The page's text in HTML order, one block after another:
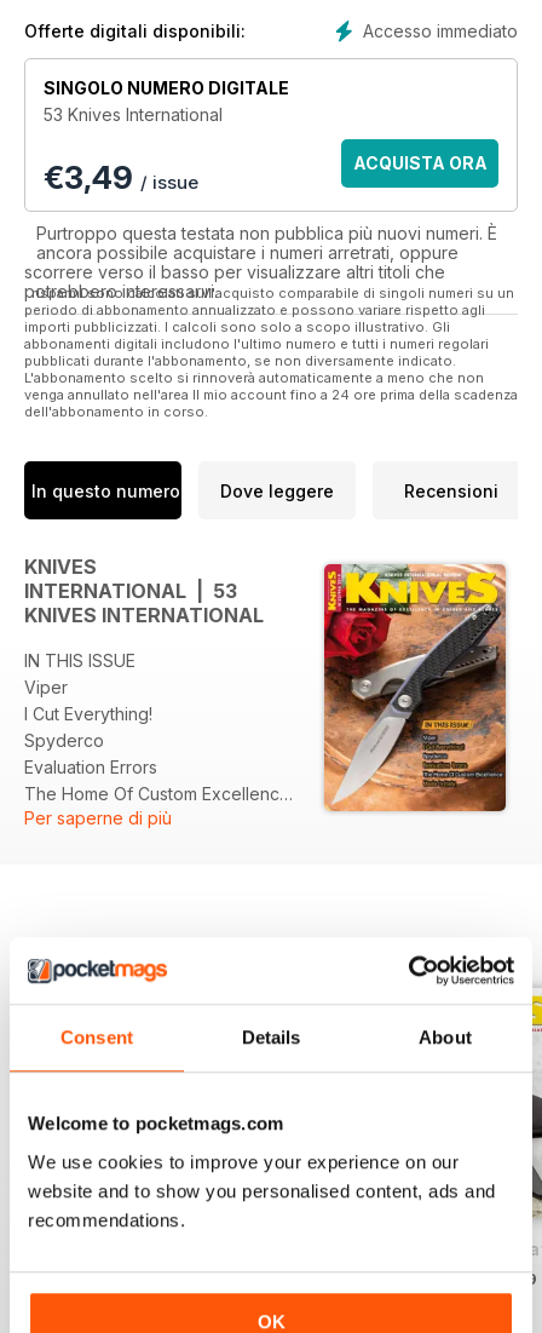
Consent Details About
Welcome to pocketmags.com
We use cookies to improve your experience on our
website and to show you personalised content, ads and
recommendations.
OK
Accesso immediato
Offerte digitali disponibili:
SINGOLO NUMERO DIGITALE
53 Knives International
€3,49 / issue
ACQUISTA ORA
Purtroppo questa testata non pubblica più nuovi numeri. È
ancora possibile acquistare i numeri arretrati, oppure
scorrere verso il basso per visualizzare altri titoli che
potrebbero interessarvi.
I risparmi sono calcolati sull'acquisto comparabile di singoli numeri su un
periodo di abbonamento annualizzato e possono variare rispetto agli
importi pubblicizzati. I calcoli sono solo a scopo illustrativo. Gli
abbonamenti digitali includono l'ultimo numero e tutti i numeri regolari
pubblicati durante l'abbonamento, se non diversamente indicato.
L'abbonamento scelto si rinnoverà automaticamente a meno che non
venga annullato nell'area Il mio account fino a 24 ore prima della scadenza
dell'abbonamento in corso.
In questo numero Dove leggere Recensioni
KNIVES
INTERNATIONAL | 53
KNIVES INTERNATIONAL
IN THIS ISSUE
Viper
I Cut Everything!
Spyderco
Evaluation Errors
The Home Of Custom Excellence
Made In Italy
Per saperne di più
Acquista per€3,49
Acquista per€3,49
Al carrello
50 Knives
Acquista per€3,49